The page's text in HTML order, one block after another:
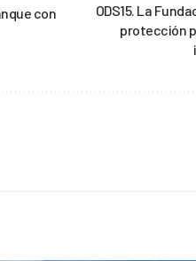
con
ODS15. La
protección